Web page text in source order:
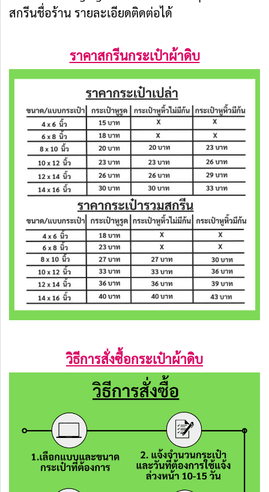
สกรีนชื่อร้าน รายละเอียดติดต่อได้
ราคาสกรีนกระเป๋าผ้าดิบ
วิธีการสั่งซื้อกระเป๋าผ้าดิบ